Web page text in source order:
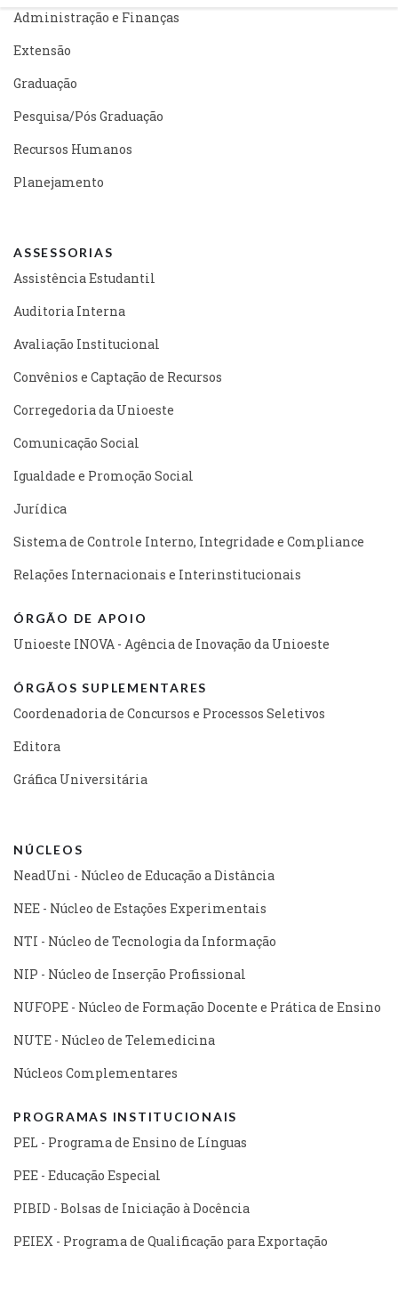
Administração e Finanças
Extensão
Graduação
Pesquisa/Pós Graduação
Recursos Humanos
Planejamento
ASSESSORIAS
Assistência Estudantil
Auditoria Interna
Avaliação Institucional
Convênios e Captação de Recursos
Corregedoria da Unioeste
Comunicação Social
Igualdade e Promoção Social
Jurídica
Sistema de Controle Interno, Integridade e Compliance
Relações Internacionais e Interinstitucionais
ÓRGÃO DE APOIO
Unioeste INOVA - Agência de Inovação da Unioeste
ÓRGÃOS SUPLEMENTARES
Coordenadoria de Concursos e Processos Seletivos
Editora
Gráfica Universitária
NÚCLEOS
NeadUni - Núcleo de Educação a Distância
NEE - Núcleo de Estações Experimentais
NTI - Núcleo de Tecnologia da Informação
NIP - Núcleo de Inserção Profissional
NUFOPE - Núcleo de Formação Docente e Prática de Ensino
NUTE - Núcleo de Telemedicina
Núcleos Complementares
PROGRAMAS INSTITUCIONAIS
PEL - Programa de Ensino de Línguas
PEE - Educação Especial
PIBID - Bolsas de Iniciação à Docência
PEIEX - Programa de Qualificação para Exportação